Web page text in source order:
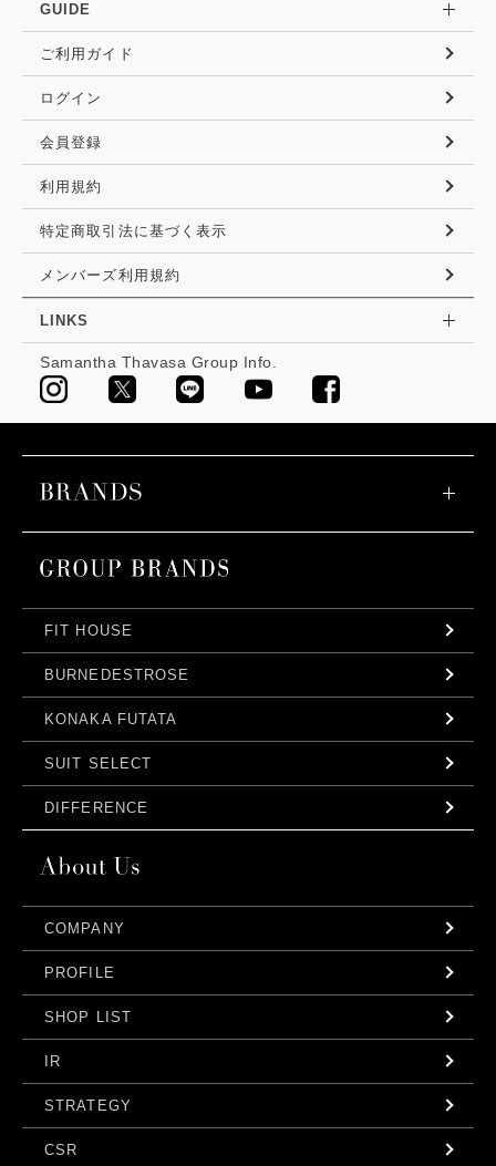
GUIDE
ご利用ガイド
ログイン
会員登録
利用規約
特定商取引法に基づく表示
メンバーズ利用規約
LINKS
Samantha Thavasa Group Info.
FIT HOUSE
BURNEDESTROSE
KONAKA FUTATA
SUIT SELECT
DIFFERENCE
COMPANY
PROFILE
SHOP LIST
IR
STRATEGY
CSR